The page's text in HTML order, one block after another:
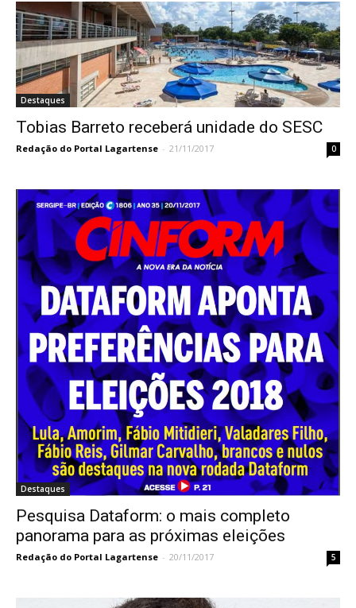
Destaques
Tobias Barreto receberá unidade do SESC
Redação do Portal Lagartense - 21/11/2017 0
Destaques
Pesquisa Dataform: o mais completo
panorama para as próximas eleições
Redação do Portal Lagartense - 20/11/2017 5